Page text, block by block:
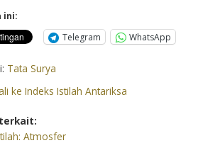
ini:
Telegram
WhatsApp
Tata Surya
ke Indeks Istilah Antariksa
Atmosfer